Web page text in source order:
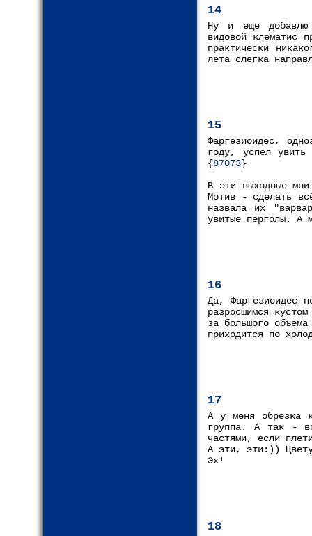
14
Ну и еще добавлю
видовой клематис
практически
лета слегка
15
Фаргезиоидес,
году, успел увить
{87073}
В эти выходные
Мотив - сделать
назвала их
увитые перголы. А
16
Да, Фаргезиоидес
разросшимся
за большого
приходится по
17
А у меня обрезка
группа. А так -
частями, если
А эти, эти:))
Эх!
18